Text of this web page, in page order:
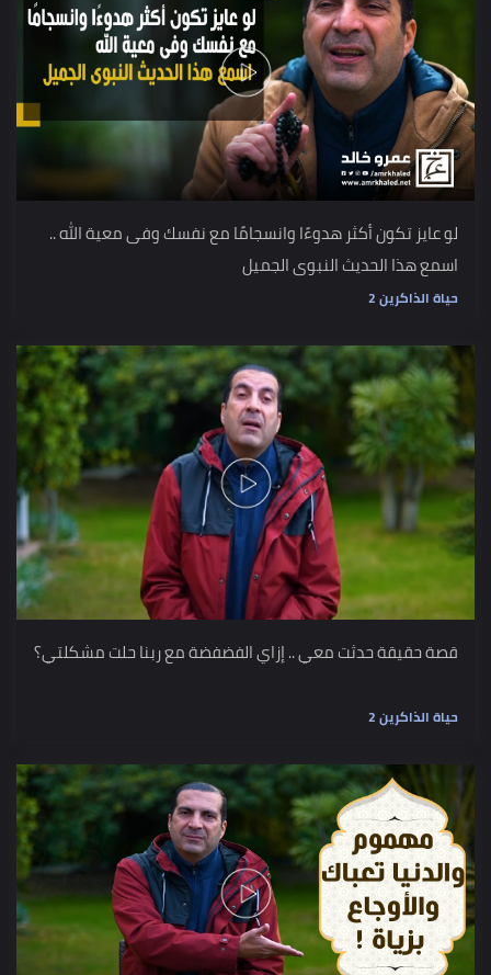
لو عايز تكون أكثر هدوءًا وانسجامًا مع نفسك وفى معية الله ..
اسمع هذا الحديث النبوى الجميل
حياة الذاكرين 2
قصة حقيقة حدثت معي .. إزاي الفضفضة مع ربنا حلت مشكلتي؟
حياة الذاكرين 2